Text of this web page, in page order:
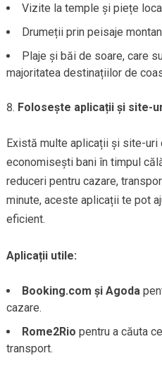
Vizite la temple și piețe
Drumeții prin peisaje
Plaje și băi de soare, care
majoritatea destinațiilor de
Folosește aplicații și site-
Există multe aplicații și site-uri
economisești bani în timpul
reduceri pentru cazare,
minute, aceste aplicații te pot
eficient.
Aplicații utile:
Booking.com și Agoda
cazare.
Rome2Rio pentru a căuta
transport.